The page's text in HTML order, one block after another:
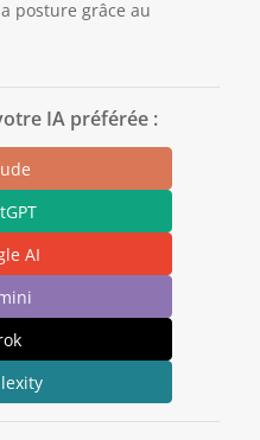
posture grâce au
IA préférée :
AI